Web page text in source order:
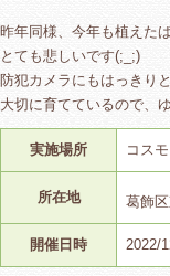
昨年同様、今年も植えた
とても悲しいです(;_;)
防犯カメラにもはっきり
大切に育てているので、
実施場所 コス
所在地 葛飾
開催日時 2022/